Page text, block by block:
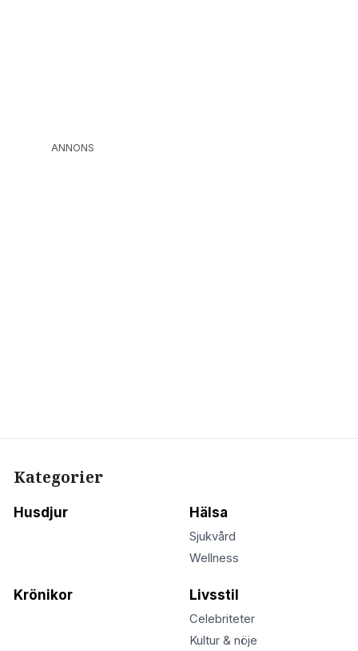
ANNONS
Kategorier
Husdjur Hälsa
Sjukvård
Wellness
Krönikor Livsstil
Celebriteter
Kultur & nöje